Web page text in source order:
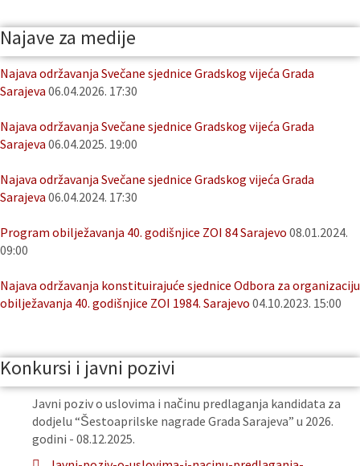
Najave za medije
Najava održavanja Svečane sjednice Gradskog vijeća Grada
Sarajeva 06.04.2026. 17:30
Najava održavanja Svečane sjednice Gradskog vijeća Grada
Sarajeva 06.04.2025. 19:00
Najava održavanja Svečane sjednice Gradskog vijeća Grada
Sarajeva 06.04.2024. 17:30
Program obilježavanja 40. godišnjice ZOI 84 Sarajevo 08.01.2024.
09:00
Najava održavanja konstituirajuće sjednice Odbora za organizaciju
obilježavanja 40. godišnjice ZOI 1984. Sarajevo 04.10.2023. 15:00
Konkursi i javni pozivi
Javni poziv o uslovima i načinu predlaganja kandidata za
dodjelu “Šestoaprilske nagrade Grada Sarajeva” u 2026.
godini - 08.12.2025.